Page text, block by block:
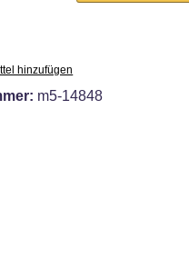
hinzufügen
m5-14848